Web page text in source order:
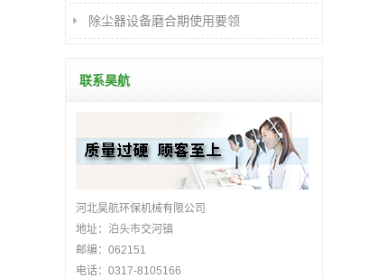
除尘器设备磨合期使用要领
联系昊航
河北昊航环保机械有限公司
地址：泊头市交河镇
邮编：062151
电话：0317-8105166